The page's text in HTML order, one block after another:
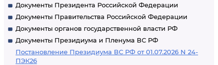
Документы Президента Российской Федерации
Документы Правительства Российской Федерации
Документы органов государственной власти РФ
Документы Президиума и Пленума ВС РФ
Постановление Президиума ВС РФ от 01.07.2026 N 24-
ПЭК26